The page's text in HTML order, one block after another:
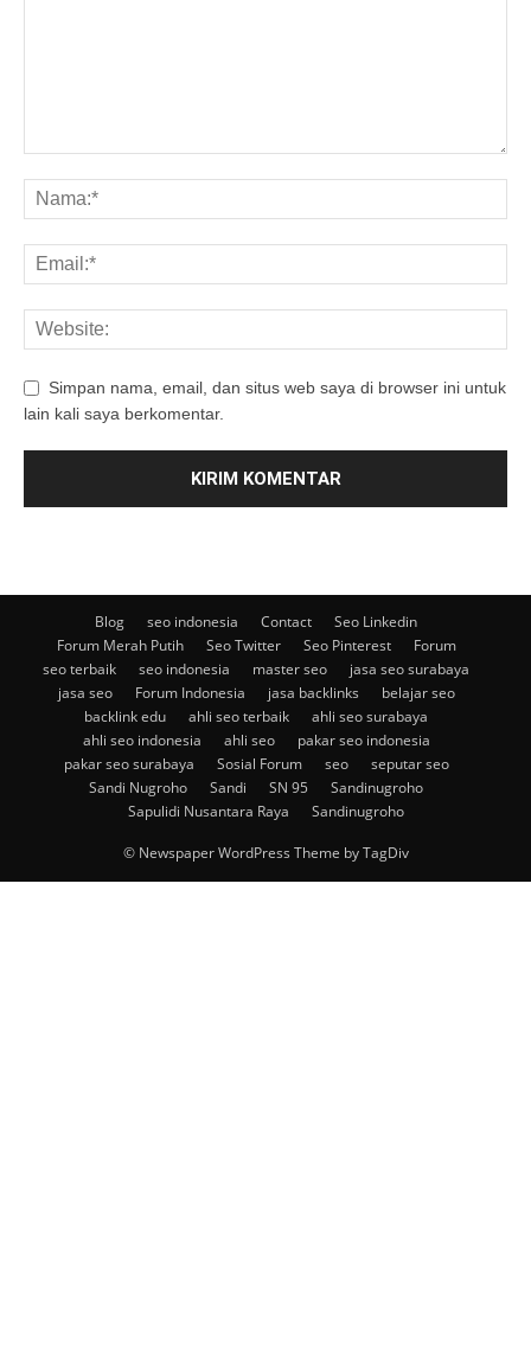
Simpan nama, email, dan situs web saya di browser ini untuk
lain kali saya berkomentar.
Blog seo indonesia Contact
Seo Linkedin
Forum Merah Putih
Seo Twitter Seo Pinterest
Forum
seo terbaik
seo indonesia master seo
jasa seo surabaya
jasa seo
Forum Indonesia jasa backlinks
belajar seo
backlink edu
ahli seo terbaik
ahli seo surabaya
ahli seo indonesia
ahli seo
pakar seo indonesia
pakar seo surabaya
Sosial Forum seo
seputar seo
Sandi Nugroho
Sandi SN 95
Sandinugroho
Sapulidi Nusantara Raya
Sandinugroho
© Newspaper WordPress Theme by TagDiv